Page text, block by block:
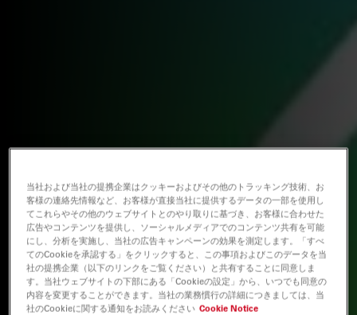
当社および当社の提携企業はクッキーおよびその他のトラッキング技術、お
客様の連絡先情報など、お客様が直接当社に提供するデータの一部を使用し
てこれらやその他のウェブサイトとのやり取りに基づき、お客様に合わせた
広告やコンテンツを提供し、ソーシャルメディアでのコンテンツ共有を可能
にし、分析を実施し、当社の広告キャンペーンの効果を測定します。「すべ
てのCookieを承認する」をクリックすると、この事項およびこのデータを当
社の提携企業（以下のリンクをご覧ください）と共有することに同意しま
す。当社ウェブサイトの下部にある「Cookieの設定」から、いつでも同意の
内容を変更することができます。当社の業務慣行の詳細につきましては、当
社のCookieに関する通知をお読みください Cookie Notice